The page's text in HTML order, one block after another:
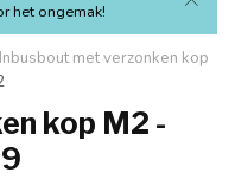
het ongemak!
Inbusbout met verzonken kop
kop M2 -